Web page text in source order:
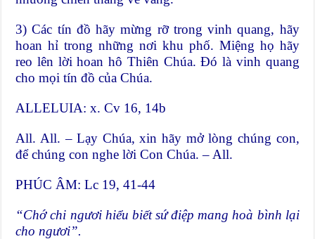
3) Các tín đồ hãy mừng rỡ trong vinh quang, hãy
hoan hỉ trong những nơi khu phố. Miệng họ hãy
reo lên lời hoan hô Thiên Chúa. Ðó là vinh quang
cho mọi tín đồ của Chúa.
ALLELUIA: x. Cv 16, 14b
All. All. – Lạy Chúa, xin hãy mở lòng chúng con,
để chúng con nghe lời Con Chúa. – All.
PHÚC ÂM: Lc 19, 41-44
“Chớ chi ngươi hiểu biết sứ điệp mang hoà bình lại
cho ngươi”.